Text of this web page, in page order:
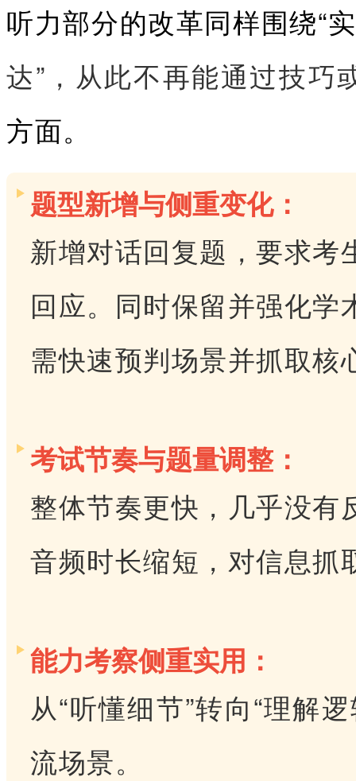
听力部分的改革同样围绕“
达”，从此不再能通过技巧
方面。
题型新增与侧重变化：
新增对话回复题，要求
回应。同时保留并强化
需快速预判场景并抓取
考试节奏与题量调整：
整体节奏更快，几乎没
音频时长缩短，对信息
能力考察侧重实用：
从“听懂细节”转向“理解
流场景。